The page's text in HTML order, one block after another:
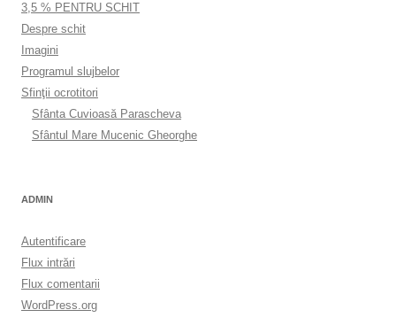
3,5 % PENTRU SCHIT
Despre schit
Imagini
Programul slujbelor
Sfinţii ocrotitori
Sfânta Cuvioasă Parascheva
Sfântul Mare Mucenic Gheorghe
ADMIN
Autentificare
Flux intrări
Flux comentarii
WordPress.org